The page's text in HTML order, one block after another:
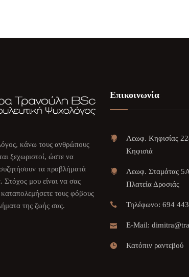
κάνω τους ανθρώπους
ξεχωριστοί, ώστε να
τα προβλήματά
Στόχος μου είναι να σας
τους φόβους
της ζωής σας.
Επικοινωνία
Λεωφ. Κηφισίας
Κηφισιά
Λεωφ. Σταμάτας
Πλατεία Δροσιάς
Τηλέφωνο: 694
E-Mail:
Κατόπιν ραντεβού